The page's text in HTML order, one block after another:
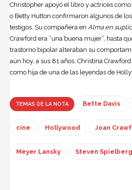
Christopher apoyó el libro y actrices
o Betty Hutton confirmaron algunos de
testigos. Su compañera en Alma en
Crawford era “una buena mujer”, hasta
trastorno bipolar alteraban su
aún hoy, a sus 81 años, Christina
como hija de una de las leyendas de
TEMAS DE LA NOTA Bette Davis
cine Hollywood Joan
Meyer Lansky Steven Spielberg